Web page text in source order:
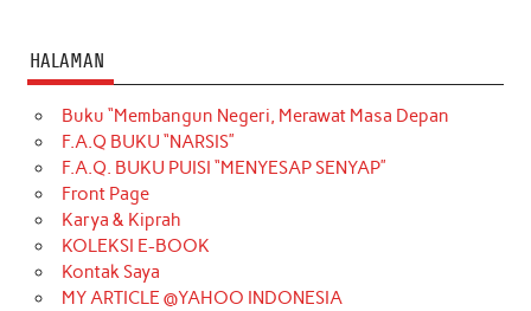
c
e
b
o
o
k
t
a
g
r
a
m
T
o
k
t
e
r
k
e
d
t
t
e
T
u
b
HALAMAN
Buku “Membangun Negeri, Merawat Masa Depan
F.A.Q BUKU “NARSIS”
F.A.Q. BUKU PUISI “MENYESAP SENYAP”
Front Page
Karya & Kiprah
KOLEKSI E-BOOK
Kontak Saya
MY ARTICLE @YAHOO INDONESIA